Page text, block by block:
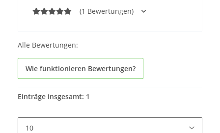
(1 Bewertungen)
Alle Bewertungen:
Wie funktionieren Bewertungen?
Einträge insgesamt: 1